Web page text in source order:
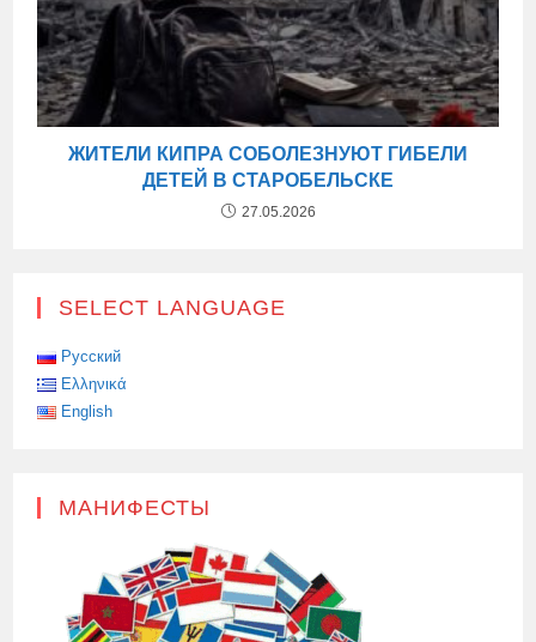
ЖИТЕЛИ КИПРА СОБОЛЕЗНУЮТ ГИБЕЛИ
ДЕТЕЙ В СТАРОБЕЛЬСКЕ
27.05.2026
SELECT LANGUAGE
Русский
Ελληνικά
English
МАНИФЕСТЫ